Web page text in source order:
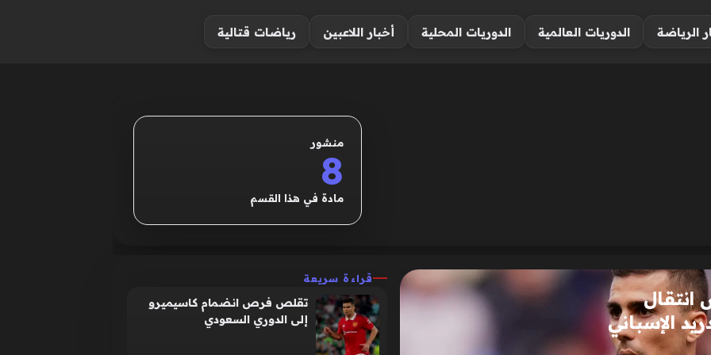
الرياضة الدوريات العالمية الدوريات المحلية أخبار اللاعبين رياضات قتالية
منشور
8
مادة في هذا القسم
انتقال
الإسباني
قراءة سريعة
تقلص فرص انضمام كاسيميرو
إلى الدوري السعودي